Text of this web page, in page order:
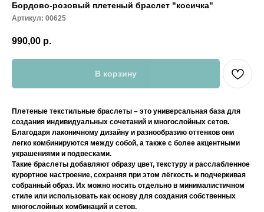
Бордово-розовый плетеный браслет "косичка"
Артикул: 00625
990,00 р.
В корзину
Плетеные текстильные браслеты – это универсальная база для
создания индивидуальных сочетаний и многослойных сетов.
Благодаря лаконичному дизайну и разнообразию оттенков они
легко комбинируются между собой, а также с более акцентными
украшениями и подвесками.
Такие браслеты добавляют образу цвет, текстуру и расслабленное
курортное настроение, сохраняя при этом лёгкость и подчеркивая
собранный образ. Их можно носить отдельно в минималистичном
стиле или использовать как основу для создания собственных
многослойных комбинаций и сетов.